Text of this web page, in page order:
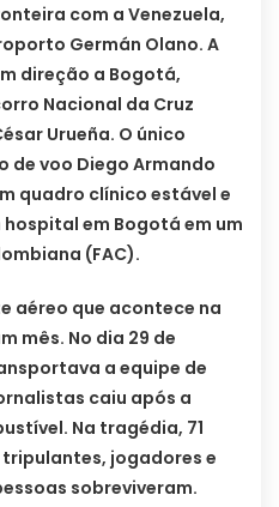
com a Venezuela,
Germán Olano. A
direção a Bogotá,
Nacional da Cruz
Urueña. O único
de voo Diego Armando
quadro clínico estável e
em Bogotá em um
(FAC).
aéreo que acontece na
mês. No dia 29 de
a equipe de
caiu após a
Na tragédia, 71
jogadores e
sobreviveram.